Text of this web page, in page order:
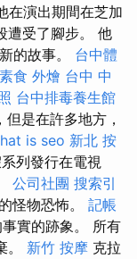
在演出期間在芝加
遭受了腳步。 他
的故事。 台中體
素食 外燴 台中 中
台中排毒養生館
是在許多地方，
is seo 新北 按
列發行在電視
公司社團 搜索引
怪物恐怖。 記帳
實的跡象。 所有
。 新竹 按摩 克拉